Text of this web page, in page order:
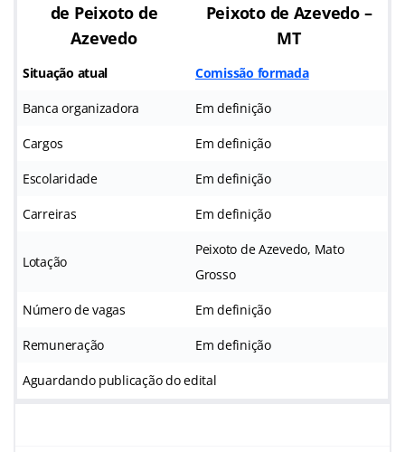
de Peixoto de
Azevedo
Peixoto de Azevedo –
MT
Situação atual Comissão formada
Banca organizadora Em definição
Cargos Em definição
Escolaridade Em definição
Carreiras Em definição
Lotação
Peixoto de Azevedo, Mato
Grosso
Número de vagas Em definição
Remuneração Em definição
Aguardando publicação do edital